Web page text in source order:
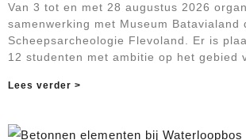
Van 3 tot en met 28 augustus 2026
samenwerking met Museum Batavialand
Scheepsarcheologie Flevoland. Er is
12 studenten met ambitie op het gebied
Lees verder >